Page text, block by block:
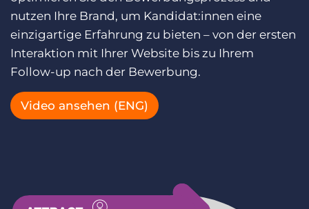
Demo anfragen
nutzen Ihre Brand, um Kandidat:innen eine
einzigartige Erfahrung zu bieten – von der ersten
Interaktion mit Ihrer Website bis zu Ihrem
Follow-up nach der Bewerbung.
Video ansehen (ENG)